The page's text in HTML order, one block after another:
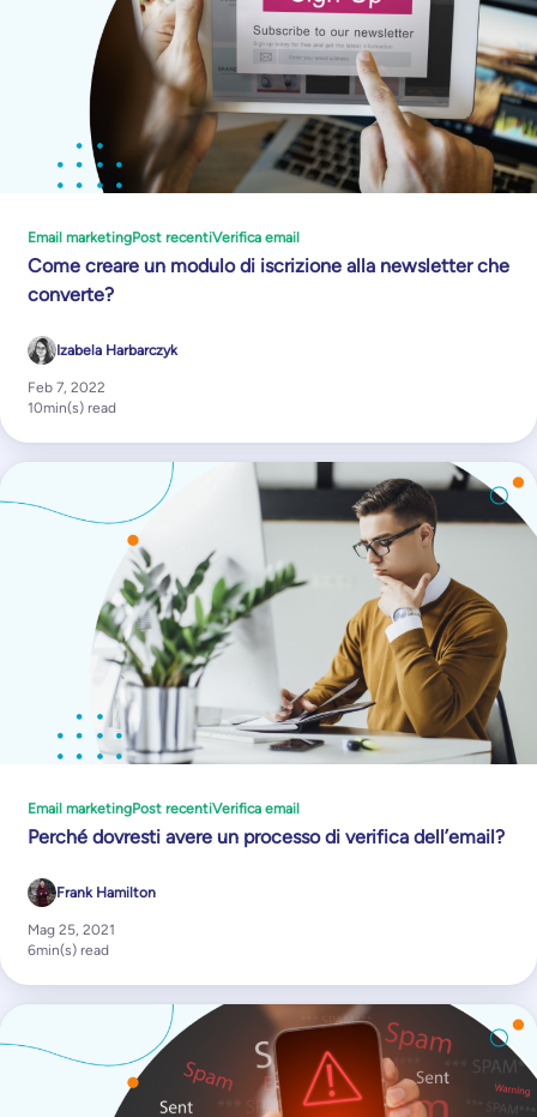
Email marketingPost recentiVerifica email
Come creare un modulo di iscrizione alla newsletter che
converte?
Izabela Harbarczyk
Feb 7, 2022
10min(s) read
Email marketingPost recentiVerifica email
Perché dovresti avere un processo di verifica dell’email?
Frank Hamilton
Mag 25, 2021
6min(s) read